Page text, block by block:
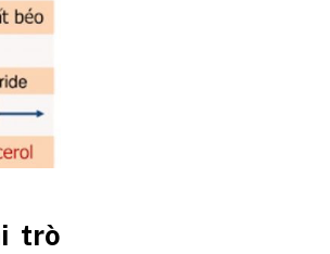
trò